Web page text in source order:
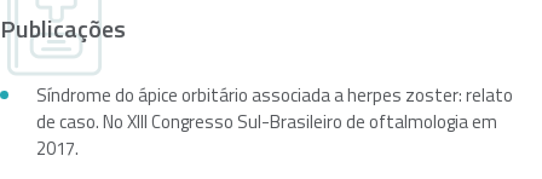
Publicações
Síndrome do ápice orbitário associada a herpes zoster: relato
de caso. No XIII Congresso Sul-Brasileiro de oftalmologia em
2017.